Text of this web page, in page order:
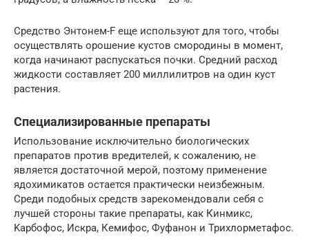
Средство Энтонем-F еще используют для того, чтобы
осуществлять орошение кустов смородины в момент,
когда начинают распускаться почки. Средний расход
жидкости составляет 200 миллилитров на один куст
растения.
Специализированные препараты
Использование исключительно биологических
препаратов против вредителей, к сожалению, не
является достаточной мерой, поэтому применение
ядохимикатов остается практически неизбежным.
Среди подобных средств зарекомендовали себя с
лучшей стороны такие препараты, как Кинмикс,
Kapбoфoc, Искра, Кемифос, Фуфанон и Трихлорметафос.